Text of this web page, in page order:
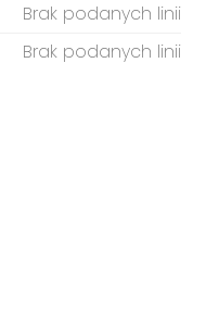
Brak podanych linii
Brak podanych linii